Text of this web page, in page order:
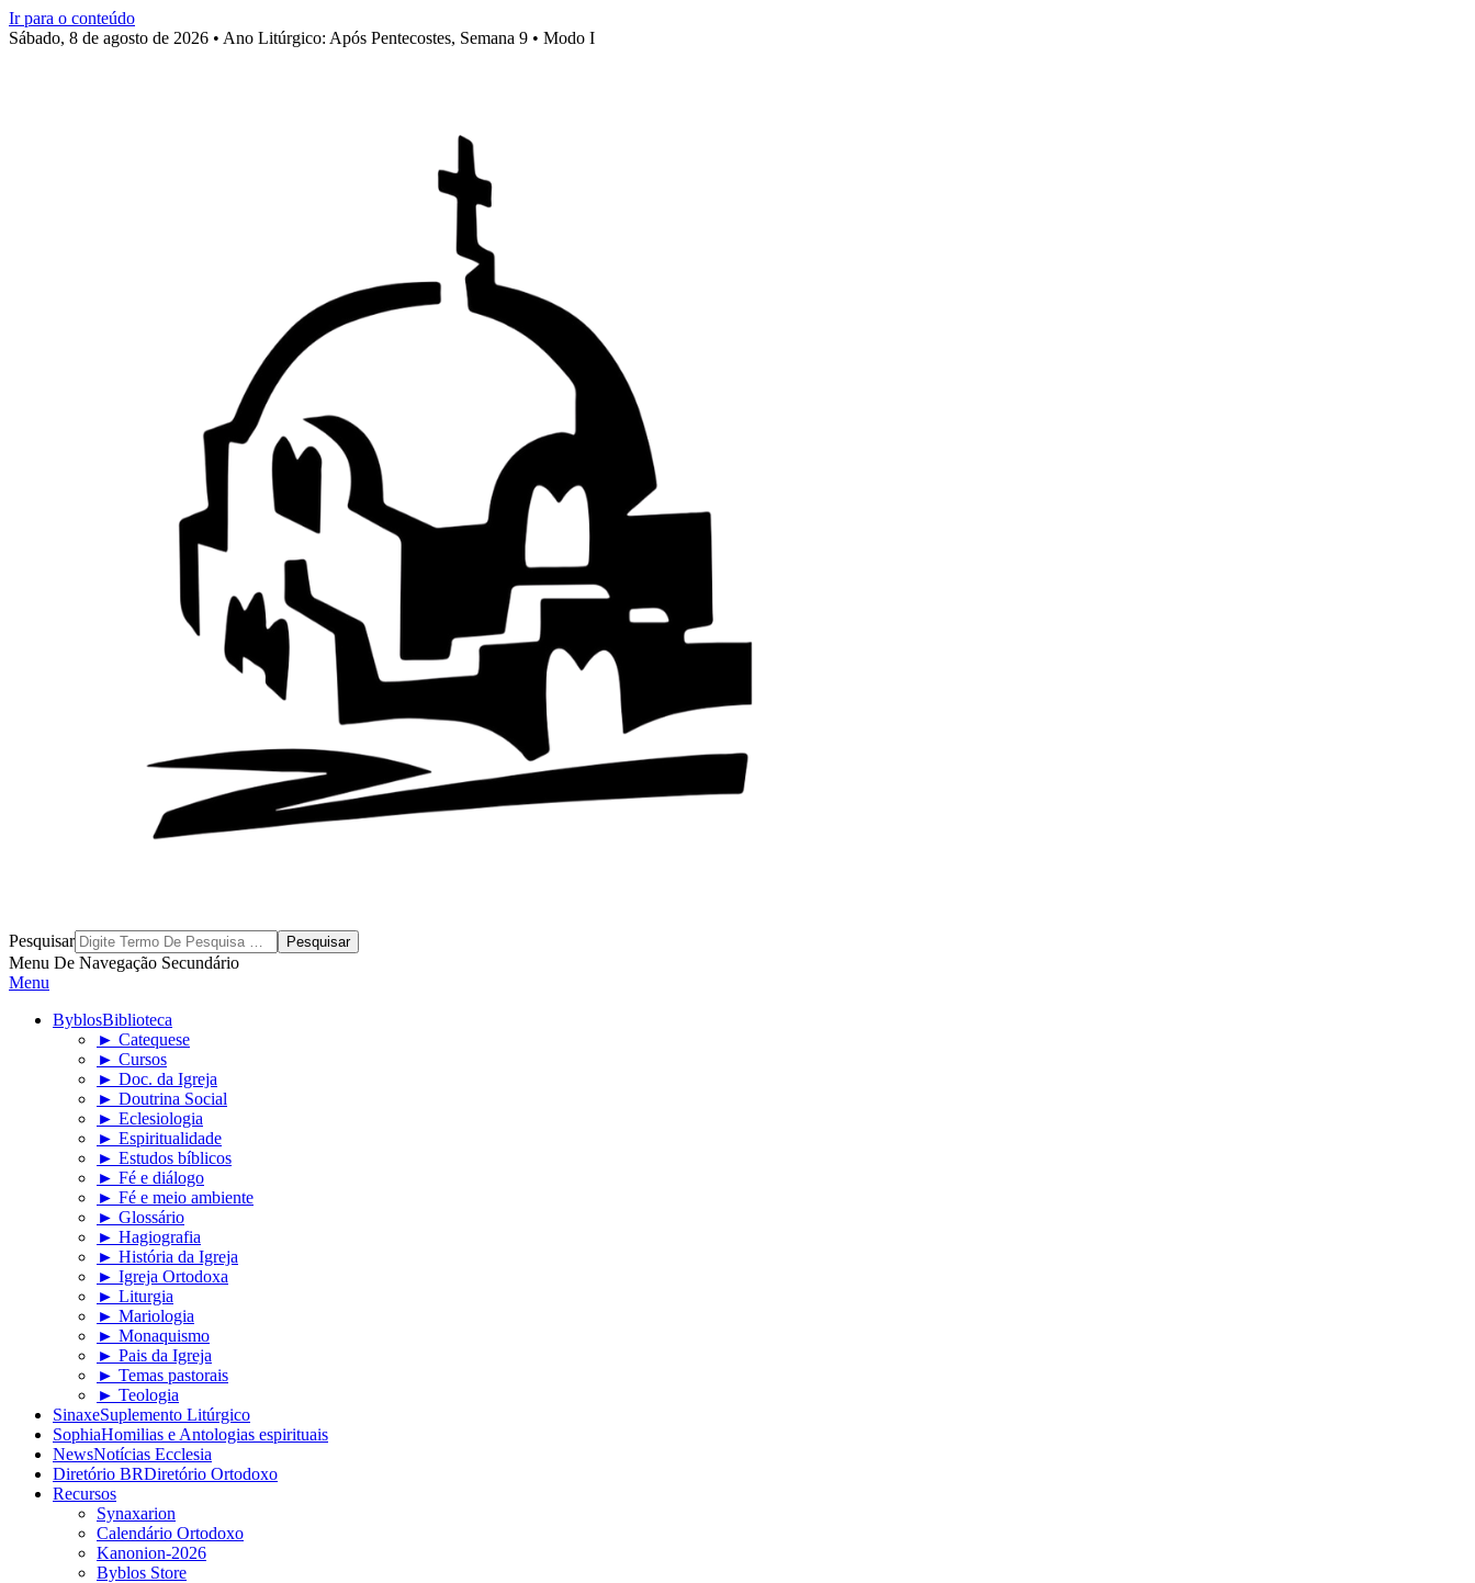
Ir para o conteúdo
Sábado, 8 de agosto de 2026 • Ano Litúrgico: Após Pentecostes, Semana 9 • Modo I
Byblos
Pesquisar
Menu De Navegação Secundário
Menu
ByblosBiblioteca
► Catequese
► Cursos
► Doc. da Igreja
► Doutrina Social
► Eclesiologia
► Espiritualidade
► Estudos bíblicos
► Fé e diálogo
► Fé e meio ambiente
► Glossário
► Hagiografia
► História da Igreja
► Igreja Ortodoxa
► Liturgia
► Mariologia
► Monaquismo
► Pais da Igreja
► Temas pastorais
► Teologia
SinaxeSuplemento Litúrgico
SophiaHomilias e Antologias espirituais
NewsNotícias Ecclesia
Diretório BRDiretório Ortodoxo
Recursos
Synaxarion
Calendário Ortodoxo
Kanonion-2026
Byblos Store